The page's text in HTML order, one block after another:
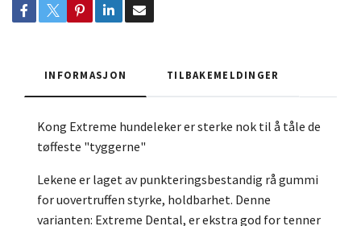
INFORMASJON TILBAKEMELDINGER
Kong Extreme hundeleker er sterke nok til å tåle de
tøffeste "tyggerne"
Lekene er laget av punkteringsbestandig rå gummi
for uovertruffen styrke, holdbarhet. Denne
varianten: Extreme Dental, er ekstra god for tenner